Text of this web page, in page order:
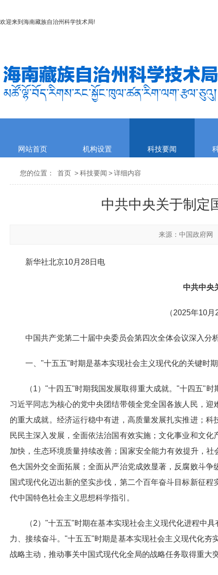
欢迎来到 海南藏族自治州科学技术局!
网站首页 机构设置 科技要闻
您的位置： 首页 >科技要闻 >详细内容
中共中央关于制定
来源：中国政府网
新华社北京10月28日电
中共中央
（2025年10
中国共产党第二十届中央委员会第四次全体会议深入
一、"十五五"时期是基本实现社会主义现代化的关键时期
（1）"十四五"时期我国发展取得重大成就。"十四五"
习近平同志为核心的党中央团结带领全党全国各族人民，
的重大成就。经济运行稳中有进，高质量发展扎实推进；
民民主深入发展，全面依法治国有效实施；文化事业和文
加快，生态环境质量持续改善；国家安全能力有效提升，
色大国外交全面拓展；全面从严治党成效显著，反腐败斗
国式现代化迈出新的坚实步伐，第二个百年奋斗目标新征
代中国特色社会主义思想科学指引。
（2）"十五五"时期在基本实现社会主义现代化进程中
力、接续奋斗。"十五五"时期是基本实现社会主义现代化
战略主动，推动事关中国式现代化全局的战略任务取得重